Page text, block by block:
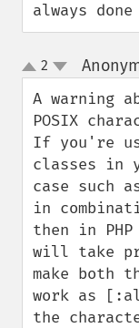
always
up
down
2
A warning
POSIX
If you're
classes in
case such
in
then in
will take
make both
work as
the